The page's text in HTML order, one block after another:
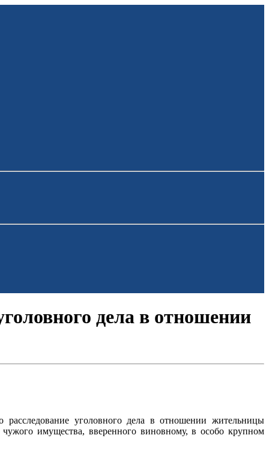
дела в отношении
расследование уголовного дела в отношении жительницы
имущества, вверенного виновному, в особо крупном